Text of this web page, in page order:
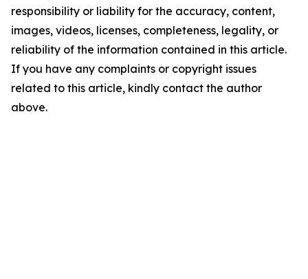
responsibility or liability for the accuracy, content,
images, videos, licenses, completeness, legality, or
reliability of the information contained in this article.
If you have any complaints or copyright issues
related to this article, kindly contact the author
above.